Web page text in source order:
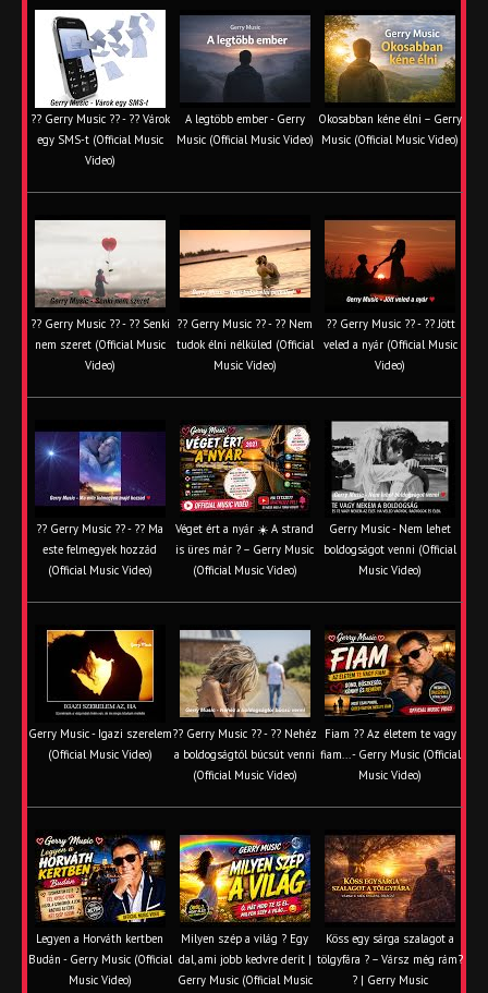
?? Gerry Music ?? - ?? Várok
egy SMS-t (Official Music
Video)
A legtöbb ember - Gerry
Music (Official Music Video)
Okosabban kéne élni – Gerry
Music (Official Music Video)
?? Gerry Music ?? - ?? Senki
nem szeret (Official Music
Video)
?? Gerry Music ?? - ?? Nem
tudok élni nélküled (Official
Music Video)
?? Gerry Music ?? - ?? Jött
veled a nyár (Official Music
Video)
?? Gerry Music ?? - ?? Ma
este felmegyek hozzád
(Official Music Video)
Véget ért a nyár ☀️ A strand
is üres már ? – Gerry Music
(Official Music Video)
Gerry Music - Nem lehet
boldogságot venni (Official
Music Video)
Gerry Music - Igazi szerelem
(Official Music Video)
?? Gerry Music ?? - ?? Nehéz
a boldogságtól búcsút venni
(Official Music Video)
Fiam ?‍? Az életem te vagy
fiam... - Gerry Music (Official
Music Video)
Legyen a Horváth kertben
Budán - Gerry Music (Official
Music Video)
Milyen szép a világ ? Egy
dal, ami jobb kedvre derít |
Gerry Music (Official Music
Köss egy sárga szalagot a
tölgyfára ?️ – Vársz még rám?
? | Gerry Music